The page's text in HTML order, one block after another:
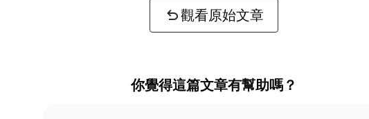
觀看原始文章
你覺得這篇文章有幫助嗎？